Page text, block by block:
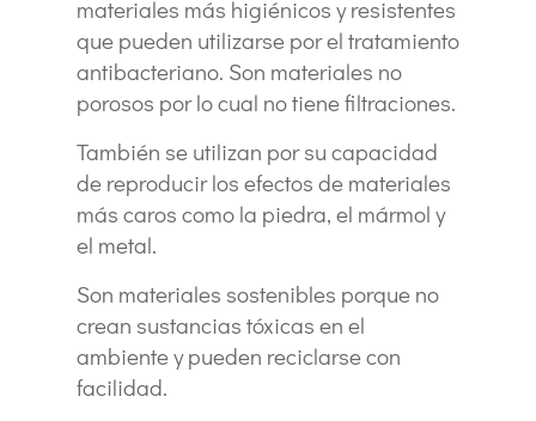
materiales más higiénicos y resistentes
que pueden utilizarse por el tratamiento
antibacteriano. Son materiales no
porosos por lo cual no tiene filtraciones.
También se utilizan por su capacidad
de reproducir los efectos de materiales
más caros como la piedra, el mármol y
el metal.
Son materiales sostenibles porque no
crean sustancias tóxicas en el
ambiente y pueden reciclarse con
facilidad.